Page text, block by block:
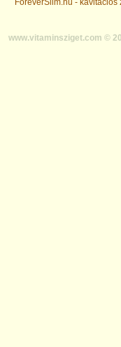
ForeverSlim.hu - kavitációs
www.vitaminsziget.com ©